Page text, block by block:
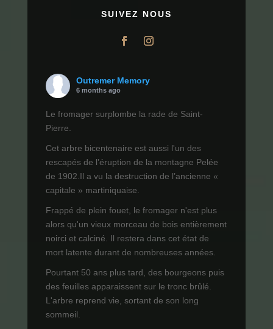
SUIVEZ NOUS
Outremer Memory
6 months ago
Le fromager surplombe la rade de Saint-
Pierre.
Cet arbre bicentenaire est aussi l'un des
rescapés de l’éruption de la montagne Pelée
de 1902.Il a vu la destruction de l’ancienne «
capitale » martiniquaise.
Frappé de plein fouet, le fromager n'est plus
alors qu'un vieux morceau de bois entièrement
noirci et calciné. Il restera dans cet état de
mort latente durant de nombreuses années.
Pourtant 50 ans plus tard, des bourgeons puis
des feuilles apparaissent sur le tronc brûlé.
L'arbre reprend vie, sortant de son long
sommeil.